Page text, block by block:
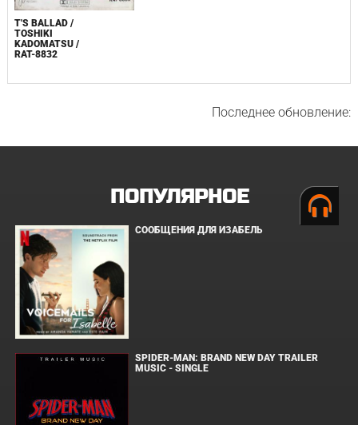
T'S BALLAD /
TOSHIKI
KADOMATSU /
RAT-8832
Последнее обновление:
ПОПУЛЯРНОЕ
СООБЩЕНИЯ ДЛЯ ИЗАБЕЛЬ
SPIDER-MAN: BRAND NEW DAY TRAILER
MUSIC - SINGLE